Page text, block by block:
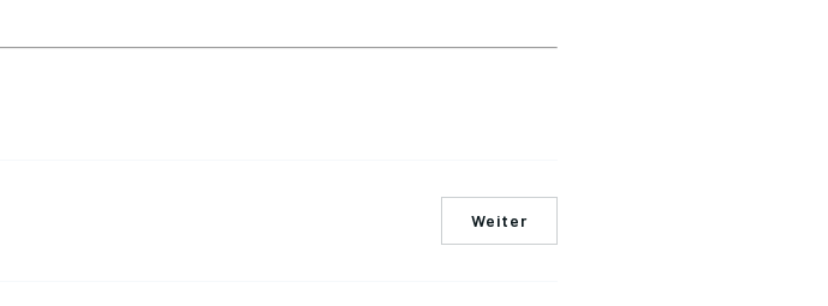
Weiter